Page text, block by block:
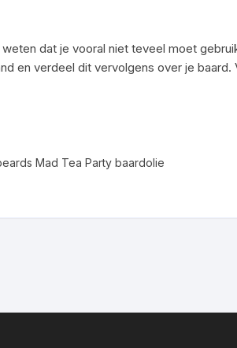
dat je vooral niet teveel moet
en verdeel dit vervolgens over je
Mad Tea Party baardolie